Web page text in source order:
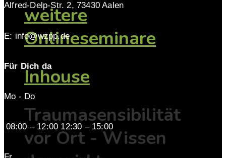
weitere
Onlineseminare
Inhouse
Traumasensibilität
vor Ort - Wissen
Alfred-Delp-Str. 2, 73430 Aalen
E: info@wzpp.de
Für Dich da
Mo - Do
08:00 – 12:00 12:30 – 15:00